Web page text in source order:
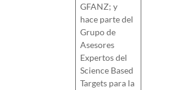
GFANZ; y
hace parte del
Grupo de
Asesores
Expertos del
Science Based
Targets para la